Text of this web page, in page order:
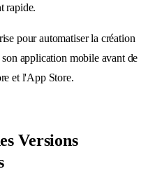
rapide.
pour automatiser la création
application mobile avant de
et l'App Store.
Versions